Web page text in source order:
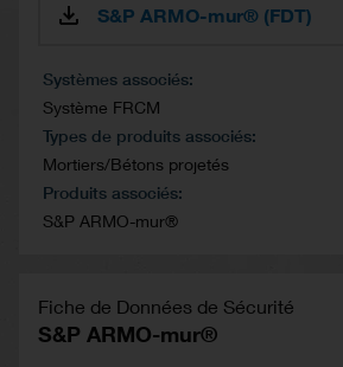
S&P ARMO-mur® (FDT)
Systèmes associés
Système FRCM
Types de produits associés
Mortiers/Bétons projetés
Produits associés
S&P ARMO-mur®
Fiche de Données de Sécurité
S&P ARMO-mur®